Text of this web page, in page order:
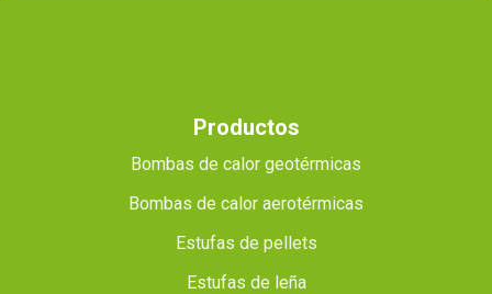
Productos
Bombas de calor geotérmicas
Bombas de calor aerotérmicas
Estufas de pellets
Estufas de leña